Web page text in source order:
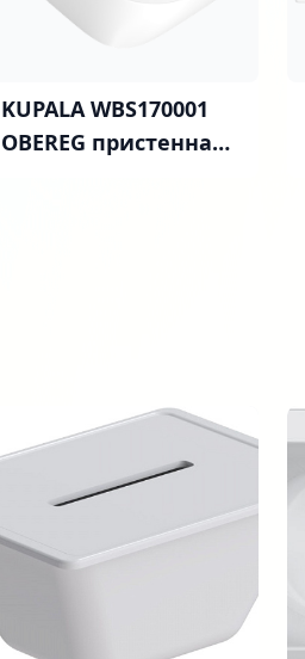
KUPALA WBS170001
OBEREG пристенная